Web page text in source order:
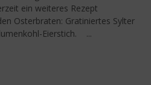
ein weiteres Rezept
Osterbraten: Gratiniertes Sylter
Eierstich. ...